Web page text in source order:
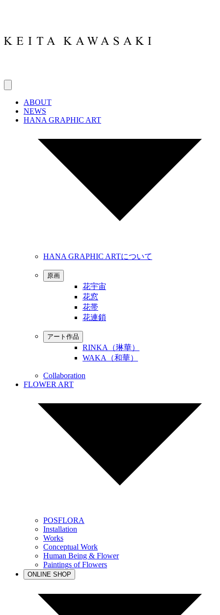
ABOUT
NEWS
HANA GRAPHIC ART
HANA GRAPHIC ARTについて
原画
花宇宙
花窓
花帯
花連鎖
アート作品
RINKA（琳華）
WAKA（和華）
Collaboration
FLOWER ART
POSFLORA
Installation
Works
Conceptual Work
Human Being & Flower
Paintings of Flowers
ONLINE SHOP